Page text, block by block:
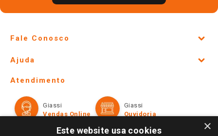
Fale Conosco
Lojas Físicas e Horários
Ofertas
Televendas
Ajuda
Formas de Pagamento
Políticas de entrega
Trocas e Devoluções
Atendimento
Giassi
Vendas Online
Giassi
Ouvidoria
×
Este website usa cookies